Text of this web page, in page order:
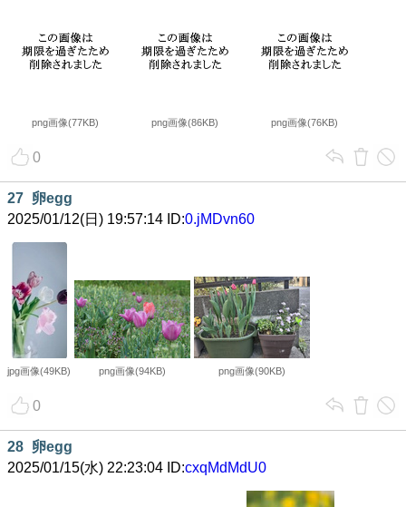
png画像(77KB) png画像(86KB) png画像(76KB)
0
27 卵egg
2025/01/12(日) 19:57:14 ID:0.jMDvn60
jpg画像(49KB) png画像(94KB) png画像(90KB)
0
28 卵egg
2025/01/15(水) 22:23:04 ID:cxqMdMdU0